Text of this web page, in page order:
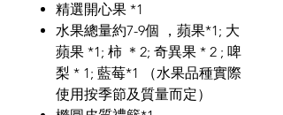
精選開心果 *1
水果總量約7-9個 ，蘋果*1; 大
蘋果 *1; 柿 ＊2; 奇異果 * 2 ; 啤
梨 * 1; 藍莓*1 （水果品種實際
使用按季節及質量而定）